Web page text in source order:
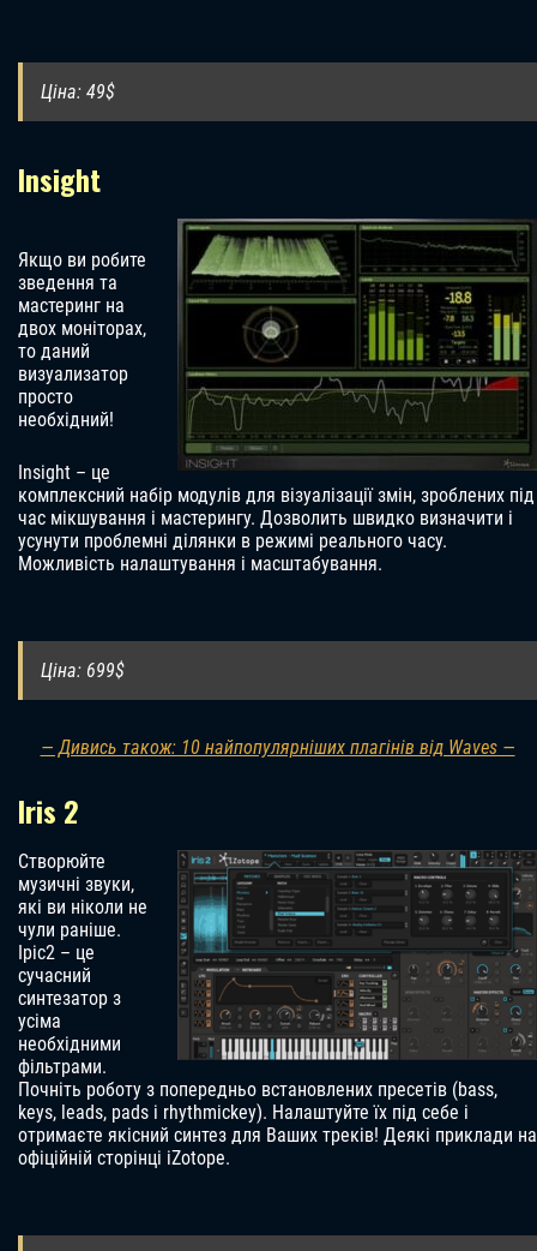
Ціна: 49$
Insight
Якщо ви робите
зведення та
мастеринг на
двох моніторах,
то даний
визуализатор
просто
необхідний!
Insight – це
комплексний набір модулів для візуалізації змін, зроблених під
час мікшування і мастерингу. Дозволить швидко визначити і
усунути проблемні ділянки в режимі реального часу.
Можливість налаштування і масштабування.
Ціна: 699$
— Дивись також: 10 найпопулярніших плагінів від Waves —
Iris 2
Створюйте
музичні звуки,
які ви ніколи не
чули раніше.
Іріс2 – це
сучасний
синтезатор з
усіма
необхідними
фільтрами.
Почніть роботу з попередньо встановлених пресетів (bass,
keys, leads, pads і rhythmickey). Налаштуйте їх під себе і
отримаєте якісний синтез для Ваших треків! Деякі приклади на
офіційній сторінці iZotope.